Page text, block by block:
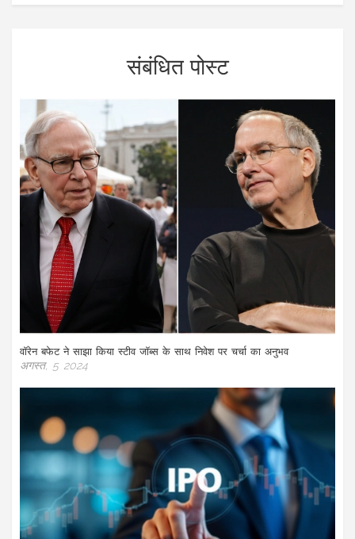
संबंधित पोस्ट
वॉरेन बफेट ने साझा किया स्टीव जॉब्स के साथ निवेश पर चर्चा का अनुभव
अगस्त, 5 2024